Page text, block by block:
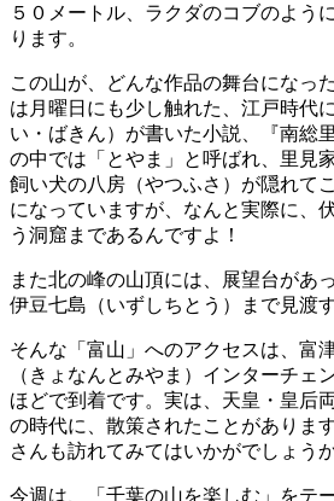
５０メートル、ラクダのコブのよう
ります。
この山が、どんな作品の舞台になっ
は月曜日にも少し触れた、江戸時代
い・ばきん）が書いた小説、『南総
の中では「とやま」と呼ばれ、里見
飼い犬の八房（やつふさ）が隠れて
になっていますが、なんと実際に、
う洞窟まであるんですよ！
また北の峰の山頂には、展望台があ
伊豆七島（いずしちとう）まで見渡
そんな「富山」へのアクセスは、富
（きょなんとみやま）インターチェ
ほどで到着です。実は、天皇・皇后
の時代に、散策されたことがありま
さんも訪れてみてはいかがでしょう
今週は、「千葉の山を楽しむ」をテ